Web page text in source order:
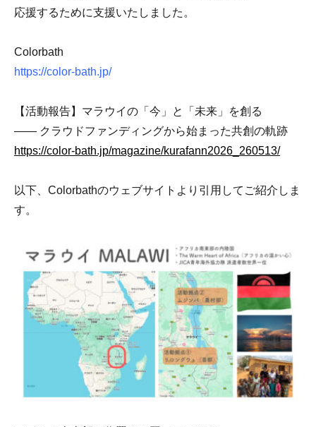
応援するために支援いたしました。
Colorbath
https://color-bath.jp/
【活動報告】マラウイの「今」と「未来」を創る
—— クラウドファンディングから始まった共創の軌跡
https://color-bath.jp/magazine/kurafann2026_260513/
以下、Colorbathのウェブサイトより引用してご紹介しま
す。